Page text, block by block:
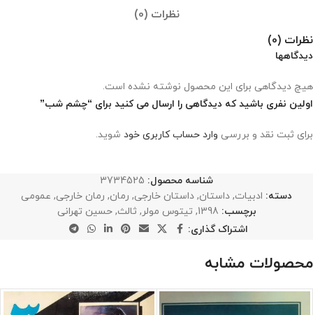
نظرات (0)
نظرات (0)
دیدگاهها
هیچ دیدگاهی برای این محصول نوشته نشده است.
اولین نفری باشید که دیدگاهی را ارسال می کنید برای “چشم شب”
برای ثبت نقد و بررسی وارد حساب کاربری خود شوید.
شناسه محصول: 3734525
دسته: ادبیات, داستان, داستان خارجی, رمان, رمان خارجی, عمومی
برچسب: 1398
, تیتوس مولر, ثالث, حسین تهرانی
اشتراک گذاری:
محصولات مشابه